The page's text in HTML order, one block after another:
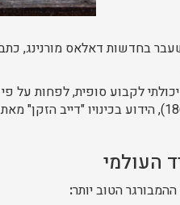
לשעבר בחדשות דאלאס
לקבוע סופית, לפחות על
טקסנים אחרים, שפלצ'ר דייויס (1864-1941),
העולמי
הטוב יותר: